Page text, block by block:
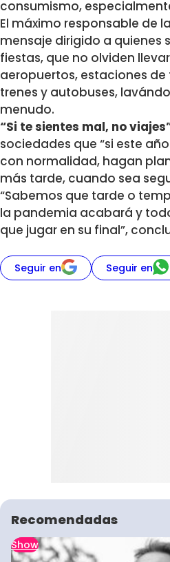
consumismo,
El máximo responsable de
mensaje dirigido a quienes
fiestas, que no olviden
aeropuertos, estaciones de
trenes y autobuses,
menudo.
“Si te sientes mal, no
sociedades que “si este
con normalidad, hagan
más tarde, cuando sea
“Sabemos que tarde o
la pandemia acabará y
que jugar en su final”,
Seguir en Seguir en
Recomendadas
Show